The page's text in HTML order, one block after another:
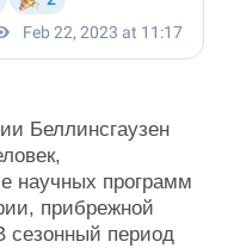
Беллинсгаузен
научных программ
прибрежной
сезонный период